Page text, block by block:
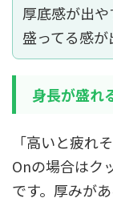
厚底感が出
盛ってる感が
身長が盛れ
「高いと疲れ
Onの場合はク
です。厚みが